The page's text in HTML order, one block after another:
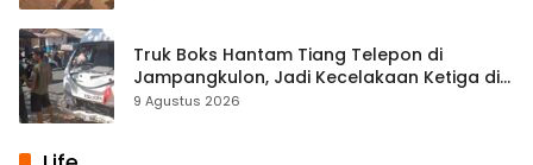
Truk Boks Hantam Tiang Telepon di
Jampangkulon, Jadi Kecelakaan Ketiga di
Titik yang Sama
9 Agustus 2026